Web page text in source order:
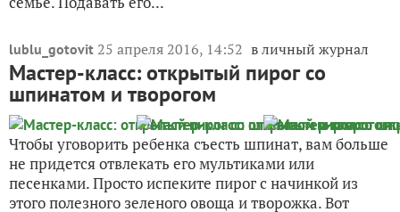
lublu_gotovit 25 апреля 2016, 14:52 в личный журнал
Мастер-класс: открытый пирог со
шпинатом и творогом
Чтобы уговорить ребенка съесть шпинат, вам больше
не придется отвлекать его мультиками или
песенками. Просто испеките пирог с начинкой из
этого полезного зеленого овоща и творожка. Вот